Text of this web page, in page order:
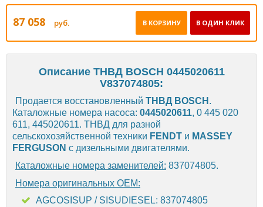
87 058 руб. В ОДИН КЛИК
В КОРЗИНУ
Описание ТНВД BOSCH 0445020611
V837074805:
Продается восстановленный ТНВД BOSCH .
Каталожные номера насоса: 0445020611, 0 445 020
611, 445020611. ТНВД для разной
сельскохозяйственной техники FENDT и MASSEY
FERGUSON с дизельными двигателями.
Каталожные номера заменителей: 837074805.
Номера оригинальных OEM:
AGCOSISUP / SISUDIESEL: 837074805